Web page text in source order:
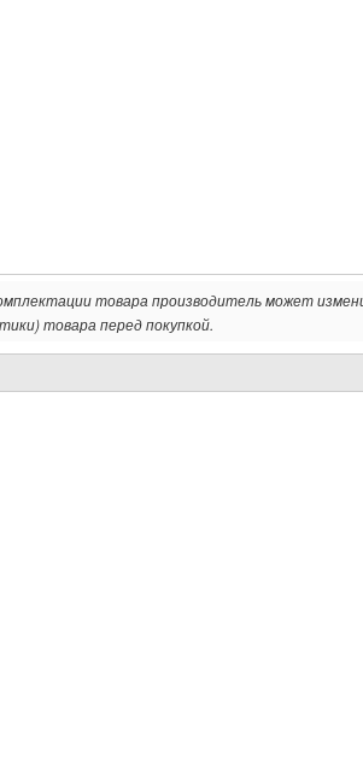
товара производитель может
товара перед покупкой.